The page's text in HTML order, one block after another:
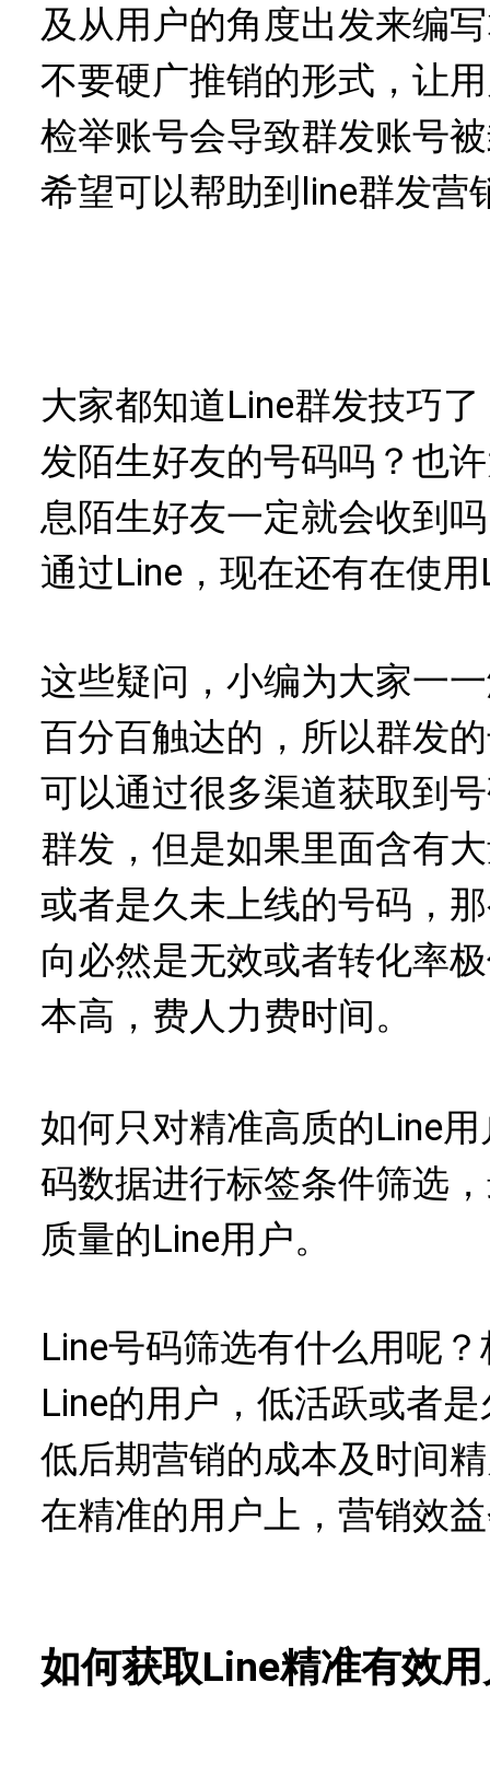
及从用户的角度出发来编
不要硬广推销的形式，让
检举账号会导致群发账号
希望可以帮助到line群发营
大家都知道Line群发技巧
发陌生好友的号码吗？也
息陌生好友一定就会收到
通过Line，现在还有在使用
这些疑问，小编为大家一
百分百触达的，所以群发
可以通过很多渠道获取到
群发，但是如果里面含有
或者是久未上线的号码，
向必然是无效或者转化率
本高，费人力费时间。
如何只对精准高质的Line
码数据进行标签条件筛选
质量的Line用户。
Line号码筛选有什么用呢
Line的用户，低活跃或者
低后期营销的成本及时间
在精准的用户上，营销效
如何获取Line精准有效